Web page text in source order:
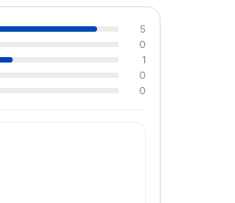
5
0
1
0
0